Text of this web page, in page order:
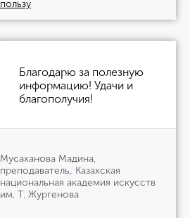
пользу
Благодарю за полезную
информацию! Удачи и
благополучия!
Мусаханова Мадина,
преподаватель, Казахская
национальная академия искусств
им. Т. Жургенова